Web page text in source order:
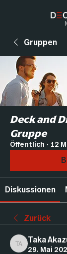
Gruppen
Deck and
Gruppe
Öffentlich · 12
Diskussionen
Zurück
Taka Akazuki
Taka
29. Mai